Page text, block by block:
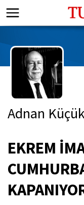
Adnan
EKREM